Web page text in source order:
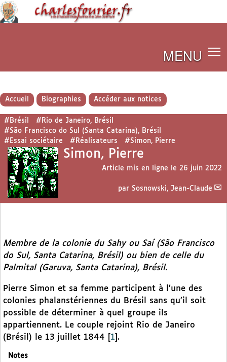
MENU
Accueil Biographies Accéder aux notices
#Brésil
#Rio de Janeiro, Brésil
#São Francisco do Sul (Santa Catarina), Brésil
#Essai sociétaire
#Réalisateurs #Simon, Pierre
Simon, Pierre
Article mis en ligne le 26 juin 2022
par Sosnowski, Jean-Claude
Membre de la colonie du Sahy ou Saí (São Francisco
do Sul, Santa Catarina, Brésil) ou bien de celle du
Palmital (Garuva, Santa Catarina), Brésil.
Pierre Simon et sa femme participent à l’une des
colonies phalanstériennes du Brésil sans qu’il soit
possible de déterminer à quel groupe ils
appartiennent. Le couple rejoint Rio de Janeiro
(Brésil) le 13 juillet 1844
1 .
Notes